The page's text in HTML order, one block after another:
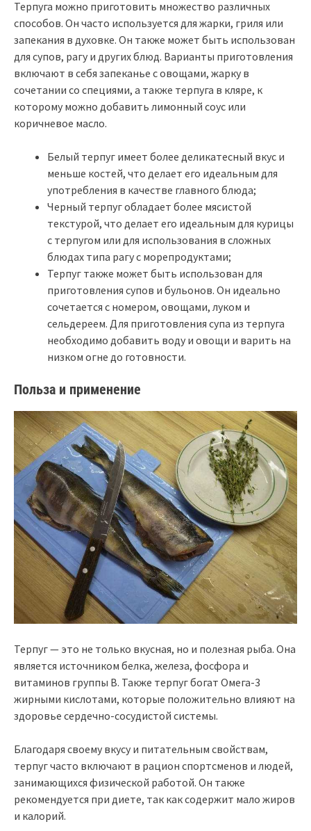
Терпуга можно приготовить множество различных
способов. Он часто используется для жарки, гриля или
запекания в духовке. Он также может быть использован
для супов, рагу и других блюд. Варианты приготовления
включают в себя запеканье с овощами, жарку в
сочетании со специями, а также терпуга в кляре, к
которому можно добавить лимонный соус или
коричневое масло.
Белый терпуг имеет более деликатесный вкус и
меньше костей, что делает его идеальным для
употребления в качестве главного блюда;
Черный терпуг обладает более мясистой
текстурой, что делает его идеальным для курицы
с терпугом или для использования в сложных
блюдах типа рагу с морепродуктами;
Терпуг также может быть использован для
приготовления супов и бульонов. Он идеально
сочетается с номером, овощами, луком и
сельдереем. Для приготовления супа из терпуга
необходимо добавить воду и овощи и варить на
низком огне до готовности.
Польза и применение
Терпуг — это не только вкусная, но и полезная рыба. Она
является источником белка, железа, фосфора и
витаминов группы В. Также терпуг богат Омега-3
жирными кислотами, которые положительно влияют на
здоровье сердечно-сосудистой системы.
Благодаря своему вкусу и питательным свойствам,
терпуг часто включают в рацион спортсменов и людей,
занимающихся физической работой. Он также
рекомендуется при диете, так как содержит мало жиров
и калорий.